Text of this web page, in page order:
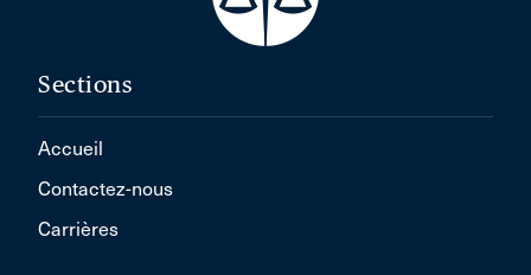
Sections
Accueil
Contactez-nous
Carrières